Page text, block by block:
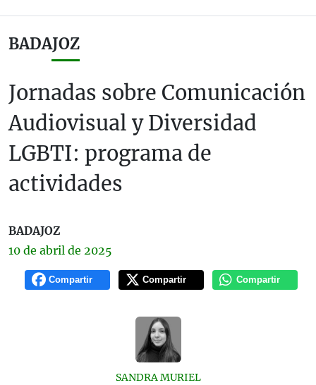
BADAJOZ
Jornadas sobre Comunicación
Audiovisual y Diversidad
LGBTI: programa de
actividades
BADAJOZ
10 de abril de 2025
Compartir Compartir Compartir
SANDRA MURIEL